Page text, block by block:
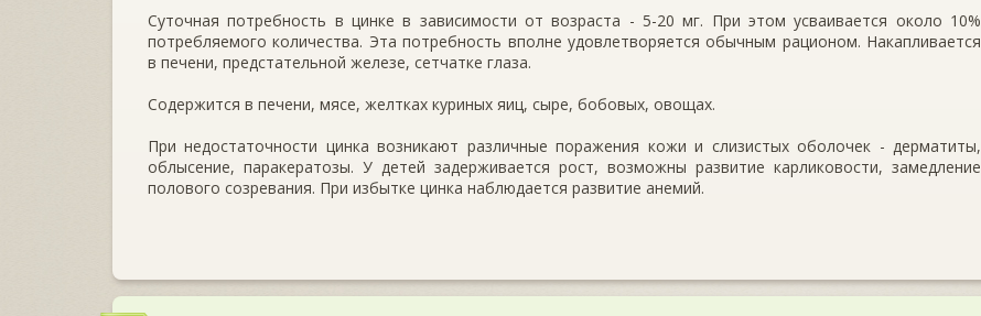
Суточная потребность в цинке в зависимости от возраста - 5-20 мг. При этом усваивается около 10%
потребляемого количества. Эта потребность вполне удовлетворяется обычным рационом. Накапливается
в печени, предстательной железе, сетчатке глаза.
Содержится в печени, мясе, желтках куриных яиц, сыре, бобовых, овощах.
При недостаточности цинка возникают различные поражения кожи и слизистых оболочек - дерматиты,
облысение, паракератозы. У детей задерживается рост, возможны развитие карликовости, замедление
полового созревания. При избытке цинка наблюдается развитие анемий.